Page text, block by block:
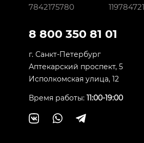
7842175780
8 800 350 81 01
г. Санкт-Петербург
Аптекарский проспект, 5
Исполкомская улица, 12
Время работы: 11:00-19:00